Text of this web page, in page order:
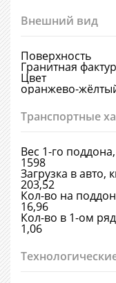
Внешний вид
Поверхность
Гранитная
Цвет
оранжево-
Транспортные
Вес 1-го поддона,
1598
Загрузка в авто,
203,52
Кол-во на
16,96
Кол-во в 1-ом
1,06